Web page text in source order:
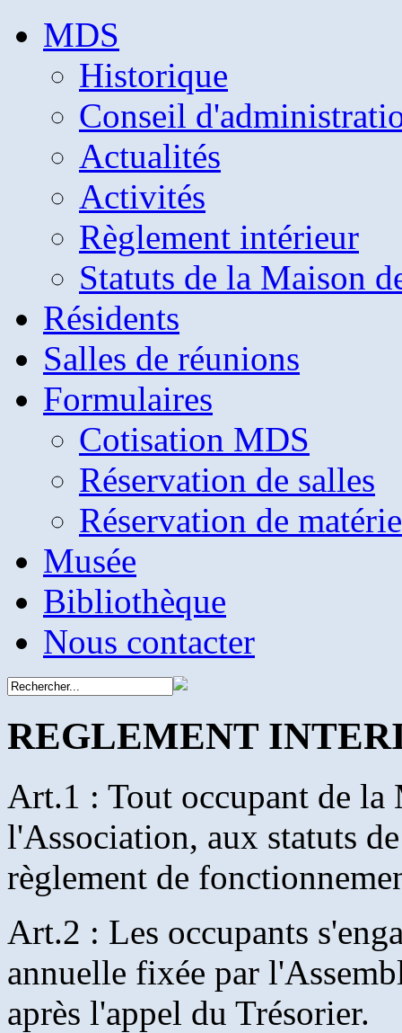
MDS
Historique
Conseil
Actualités
Activités
Règlement intérieur
Statuts de la Maison
Résidents
Salles de réunions
Formulaires
Cotisation MDS
Réservation de salles
Réservation de
Musée
Bibliothèque
Nous contacter
REGLEMENT
Art.1 : Tout occupant de la
l'Association, aux statuts
règlement de
Art.2 : Les occupants
annuelle fixée par
après l'appel du Trésorier.